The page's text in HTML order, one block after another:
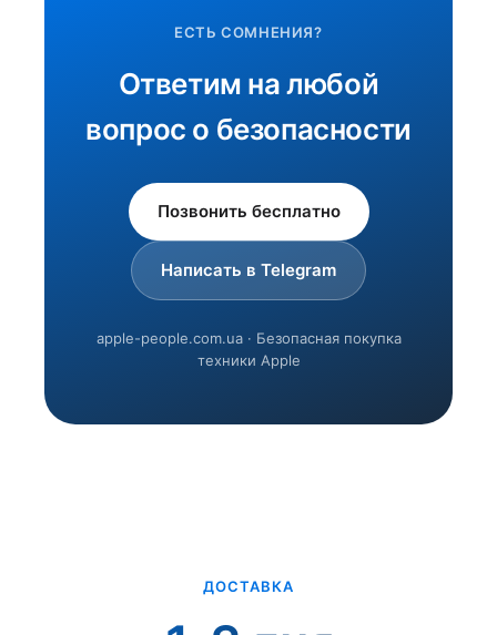
ЕСТЬ СОМНЕНИЯ?
Ответим на любой
вопрос о безопасности
Позвонить бесплатно
Написать в Telegram
apple-people.com.ua · Безопасная покупка
техники Apple
ДОСТАВКА